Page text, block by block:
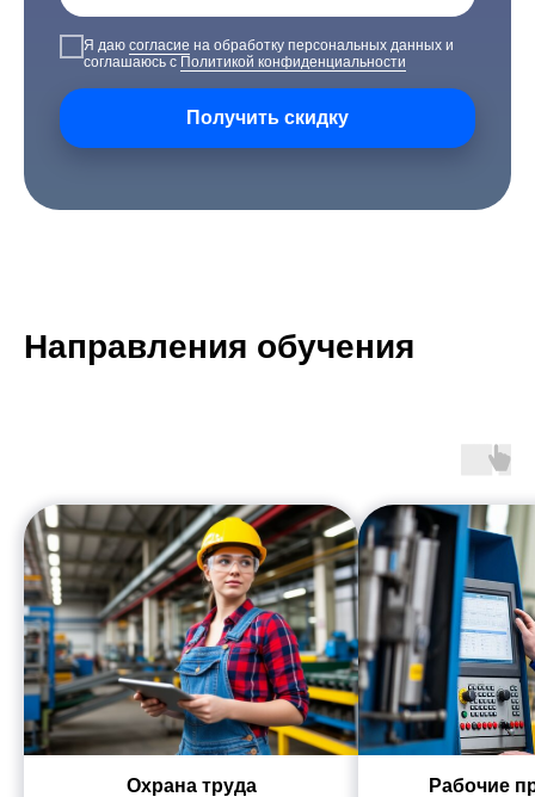
Я даю согласие на обработку персональных данных и
соглашаюсь с Политикой конфиденциальности
Получить скидку
Направления обучения
Охрана труда Рабочие